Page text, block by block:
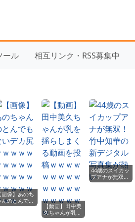
ール 相互リンク・RSS募集中
【画像】あのち
んのとんでも
いデカ尻ｗｗ
【動画】田中美
久ちゃんが乳を
揺らしまくる動
44歳のスイカッ
プアナが無双！
竹中知華の新デ